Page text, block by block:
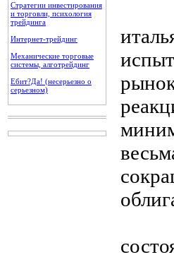
Стратегии инвестирования
и торговли, психология
трейдинга
Интернет-трейдинг
Механические торговые
системы, алготрейдинг
Ебит?Да! (несерьезно о
серьезном)